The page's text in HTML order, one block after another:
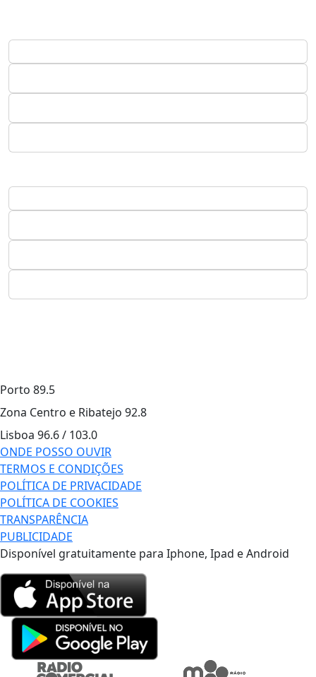
Porto 89.5
Zona Centro e Ribatejo 92.8
Lisboa 96.6 / 103.0
ONDE POSSO OUVIR
TERMOS E CONDIÇÕES
POLÍTICA DE PRIVACIDADE
POLÍTICA DE COOKIES
TRANSPARÊNCIA
PUBLICIDADE
Disponível gratuitamente para Iphone, Ipad e Android